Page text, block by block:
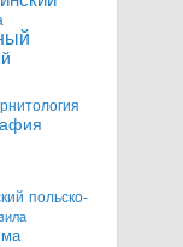
польско-